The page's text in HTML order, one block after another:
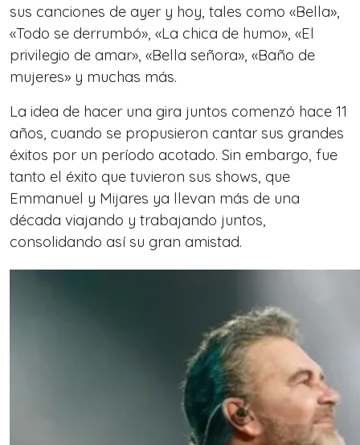
sus canciones de ayer y hoy, tales como «Bella»,
«Todo se derrumbó», «La chica de humo», «El
privilegio de amar», «Bella señora», «Baño de
mujeres» y muchas más.
La idea de hacer una gira juntos comenzó hace 11
años, cuando se propusieron cantar sus grandes
éxitos por un período acotado. Sin embargo, fue
tanto el éxito que tuvieron sus shows, que
Emmanuel y Mijares ya llevan más de una
década viajando y trabajando juntos,
consolidando así su gran amistad.